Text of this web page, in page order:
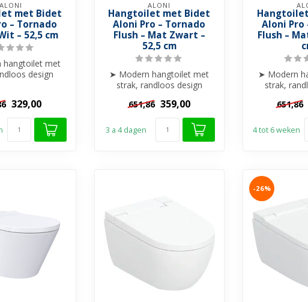
ALONI
met Bidet
– Tornado
– 52,5 cm
hangtoilet met
design
329,00
ALONI
Hangtoilet met Bidet
Aloni Pro – Tornado
Flush – Mat Zwart –
52,5 cm
➤ Modern hangtoilet met
strak, randloos design
spoelt...
651,86 359,00
3 a 4 dagen
Aloni Pro
Flush –
➤ Modern
strak,
651,86
4 tot 6 weken
-26%